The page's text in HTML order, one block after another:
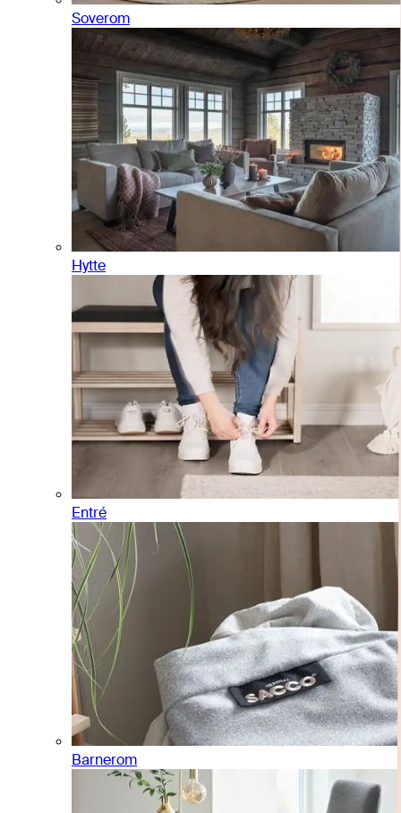
Soverom
Hytte
Entré
Barnerom